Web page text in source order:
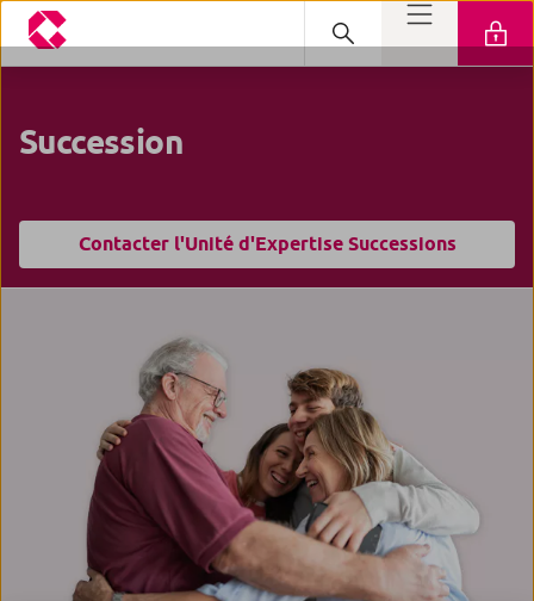
Succession
Contacter l'Unité d'Expertise Successions